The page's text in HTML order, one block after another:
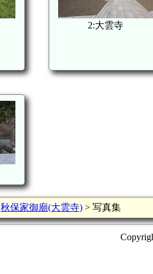
2:大雲寺
秋保家御廟(大雲寺) > 写真集